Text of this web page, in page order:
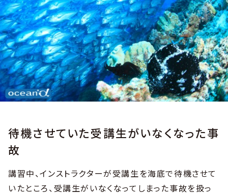
待機させていた受講生がいなくなった事
故
講習中、インストラクターが受講生を海底で待機させて
いたところ、受講生がいなくなってしまった事故を扱っ